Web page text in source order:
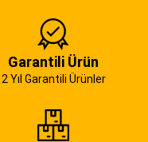
Garantili Ürün
2 Yıl Garantili Ürünler